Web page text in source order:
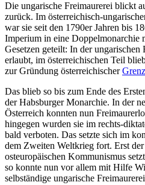
Die ungarische Freimaurerei blickt
zurück. Im österreichisch-
war sie seit den 1790er Jahren bis
Imperium in eine Doppelmonarchie
Gesetzen geteilt: In der
erlaubt, im österreichischen Teil
zur Gründung österreichischer
Das blieb so bis zum Ende des
der Habsburger Monarchie. In der
Österreich konnten nun
hingegen wurden sie im rechts-
bald verboten. Das setzte sich im
dem Zweiten Weltkrieg fort. Erst
osteuropäischen Kommunismus
so konnte nun vor allem mit Hilfe
selbständige ungarische